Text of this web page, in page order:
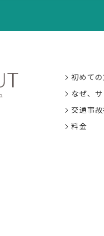
初めて
なぜ、
交通事
料金